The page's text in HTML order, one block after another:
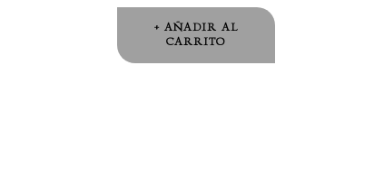
AÑADIR AL
CARRITO